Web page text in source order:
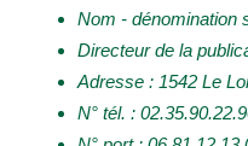
Nom - dénomination
Directeur de la
Adresse : 1542 Le
N° tél. :